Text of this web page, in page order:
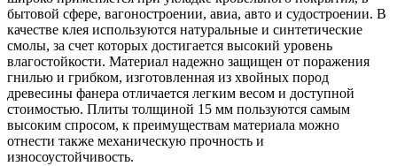
бытовой сфере, вагоностроении, авиа, авто и судостроении. В
качестве клея используются натуральные и синтетические
смолы, за счет которых достигается высокий уровень
влагостойкости. Материал надежно защищен от поражения
гнилью и грибком, изготовленная из хвойных пород
древесины фанера отличается легким весом и доступной
стоимостью. Плиты толщиной 15 мм пользуются самым
высоким спросом, к преимуществам материала можно
отнести также механическую прочность и
износоустойчивость.